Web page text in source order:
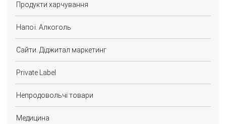
Продукти харчування
Напої. Алкоголь
Сайти. Діджитал маркетинг
Private Label
Непродовольчі товари
Медицина